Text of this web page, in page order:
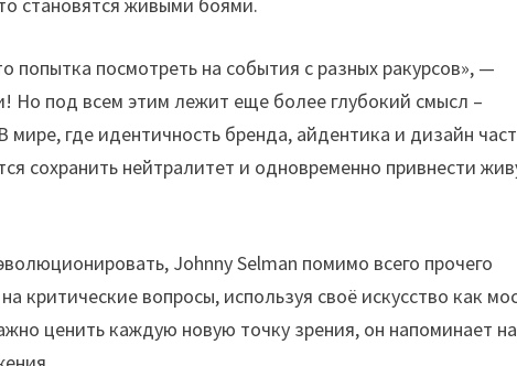
попытка посмотреть на события с разных ракурсов», —
Но под всем этим лежит еще более глубокий смысл –
мире, где идентичность бренда, айдентика и дизайн
сохранить нейтралитет и одновременно привнести
Johnny Selman помимо всего прочего
критические вопросы, используя своё искусство как
ценить каждую новую точку зрения, он напоминает